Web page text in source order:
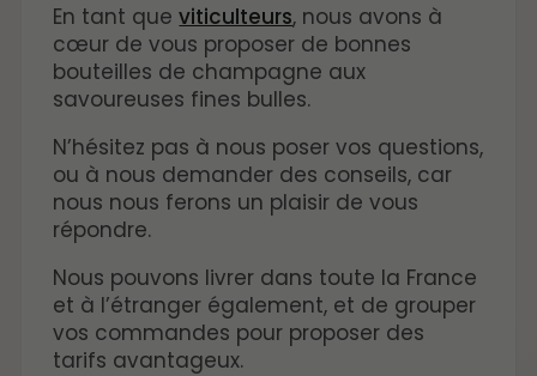
En tant queviticulteurs, nous avons à
cœur de vous proposer de bonnes
bouteilles de champagne aux
savoureuses fines bulles.
N’hésitez pas à nous poser vos questions,
ou à nous demander des conseils, car
nous nous ferons un plaisir de vous
répondre.
Nous pouvons livrer dans toute la France
et à l’étranger également, et de grouper
vos commandes pour proposer des
tarifs avantageux.